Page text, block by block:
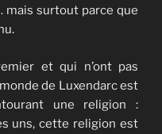
mais surtout parce que
et qui n’ont pas
de Luxendarc est
une religion :
uns, cette religion est